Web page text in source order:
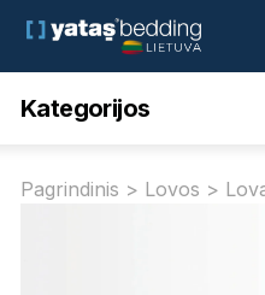
Kategorijos
Pagrindinis > Lovos >